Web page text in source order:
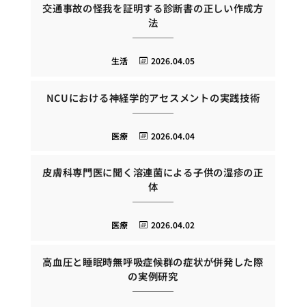
交通事故の怪我を証明する診断書の正しい作成方
法
2026.04.05
生活
NCUにおける神経学的アセスメントの実践技術
2026.04.04
医療
皮膚科専門医に聞く溶連菌による子供の湿疹の正
体
2026.04.02
医療
高血圧と睡眠時無呼吸症候群の症状が併発した際
の実例研究